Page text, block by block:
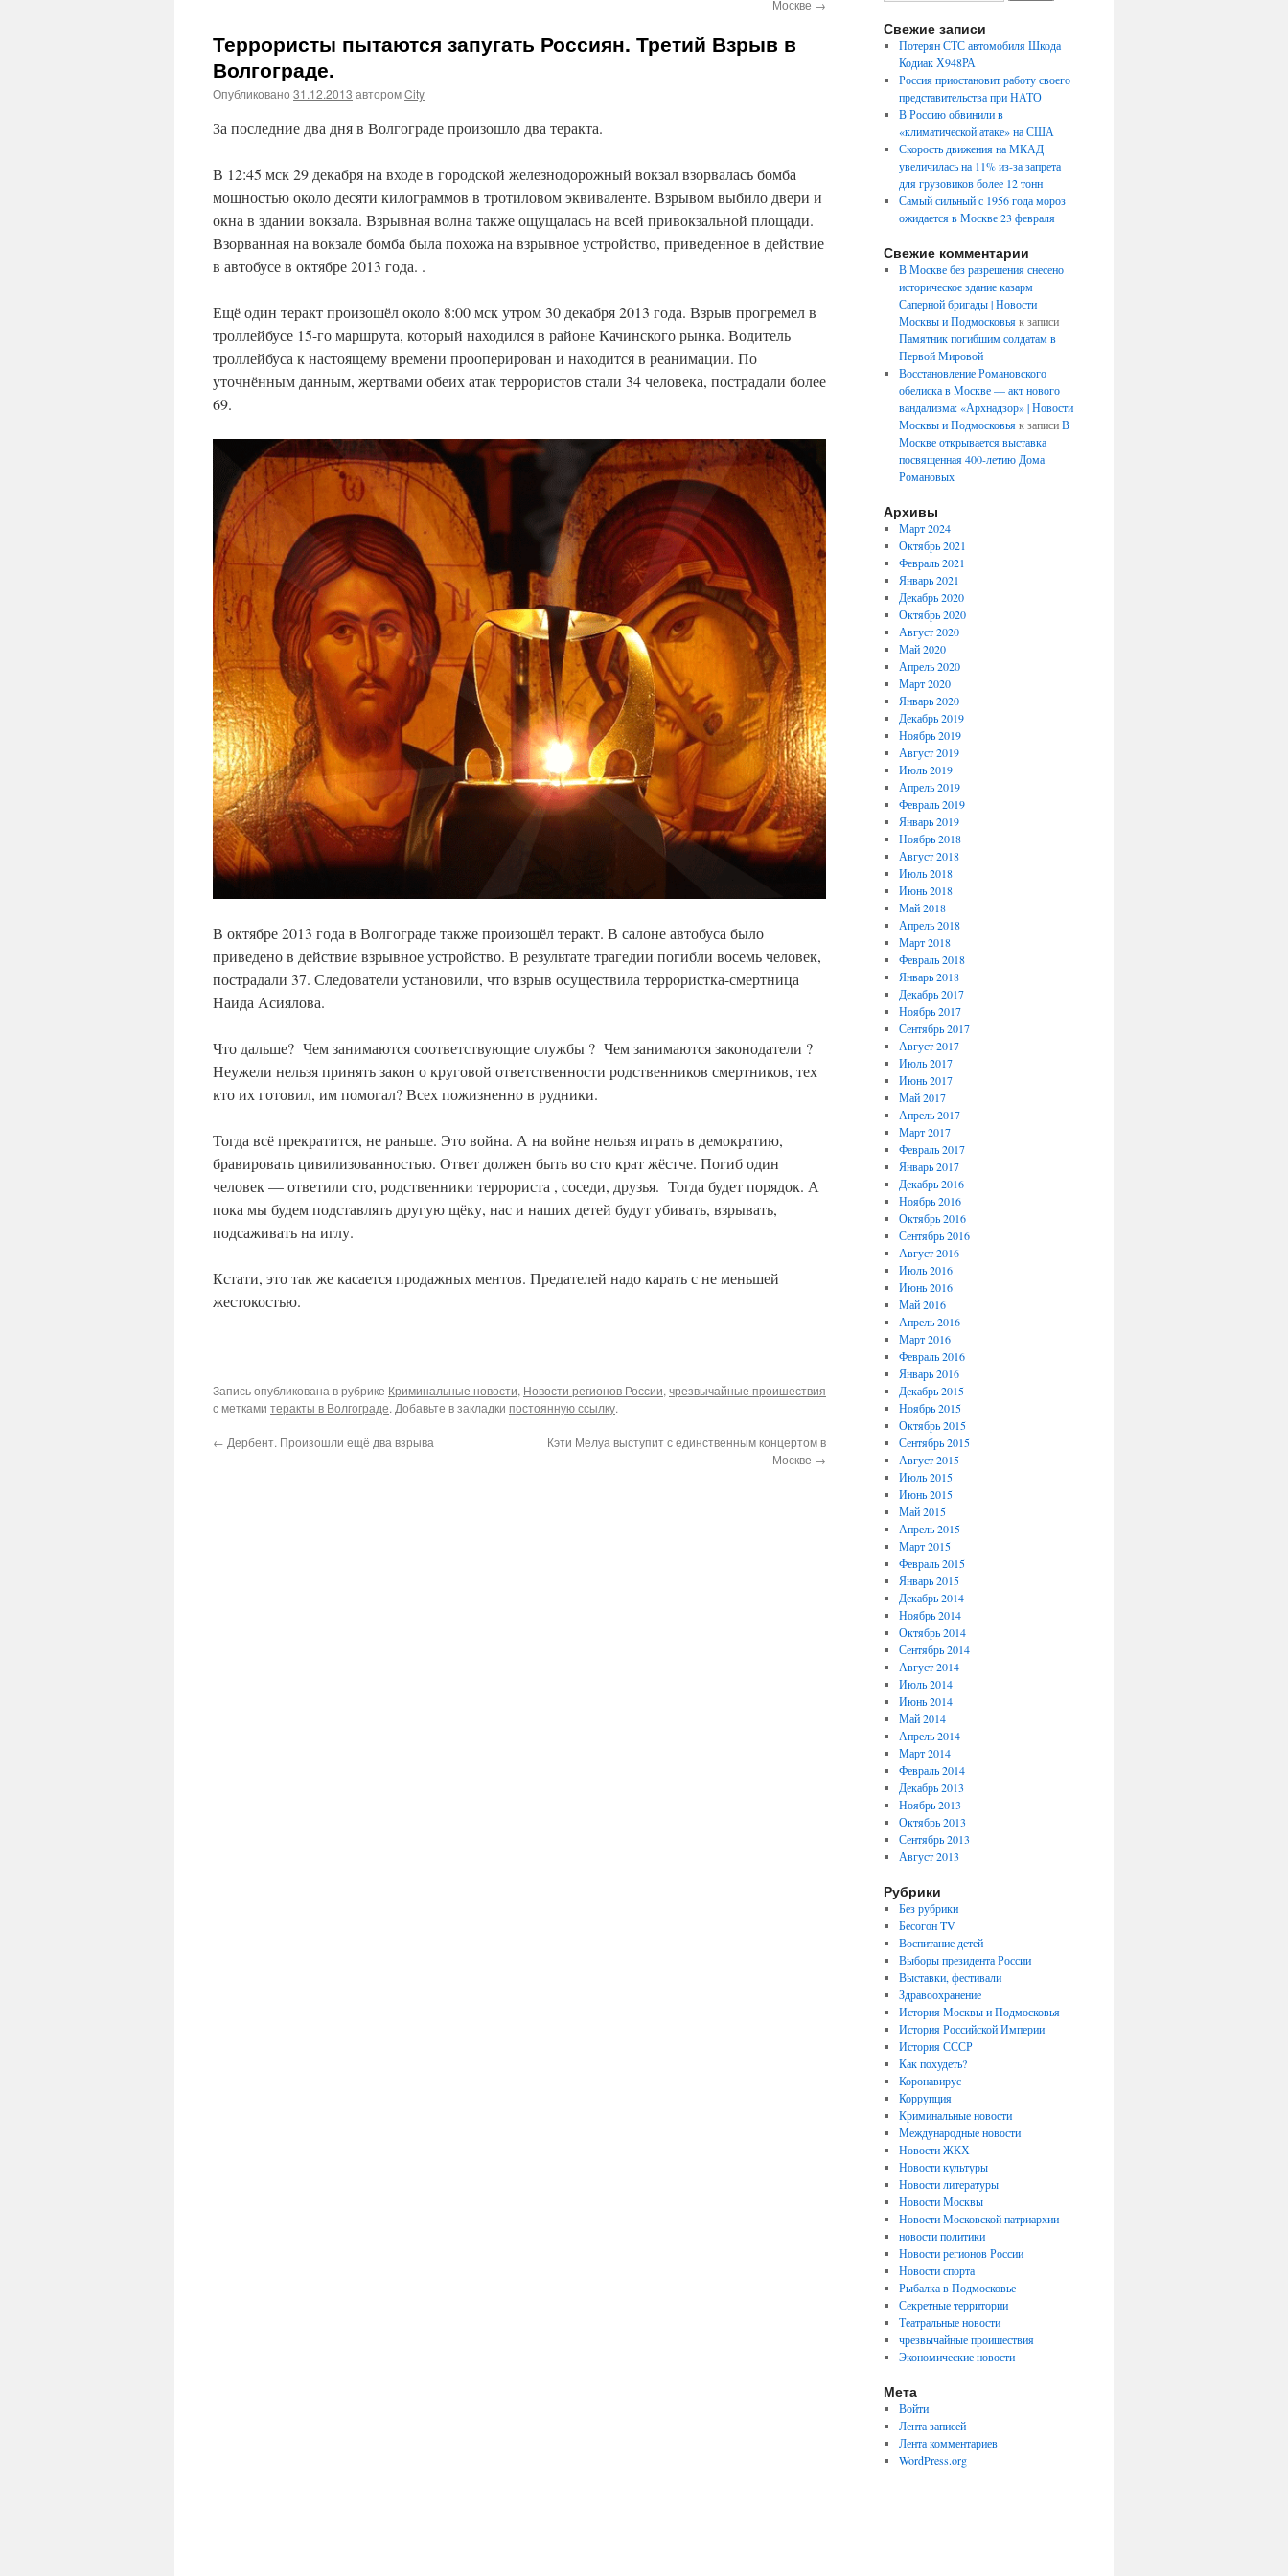
Москве →
Террористы пытаются запугать Россиян. Третий Взрыв в
Волгограде.
Опубликовано 31.12.2013 авторомCity
За последние два дня в Волгограде произошло два теракта.
В 12:45 мск 29 декабря на входе в городской железнодорожный вокзал взорвалась бомба
мощностью около десяти килограммов в тротиловом эквиваленте. Взрывом выбило двери и
окна в здании вокзала. Взрывная волна также ощущалась на всей привокзальной площади.
Взорванная на вокзале бомба была похожа на взрывное устройство, приведенное в действие
в автобусе в октябре 2013 года. .
Ещё один теракт произошёл около 8:00 мск утром 30 декабря 2013 года. Взрыв прогремел в
троллейбусе 15-го маршрута, который находился в районе Качинского рынка. Водитель
троллейбуса к настоящему времени прооперирован и находится в реанимации. По
уточнённым данным, жертвами обеих атак террористов стали 34 человека, пострадали более
69.
В октябре 2013 года в Волгограде также произошёл теракт. В салоне автобуса было
приведено в действие взрывное устройство. В результате трагедии погибли восемь человек,
пострадали 37. Следователи установили, что взрыв осуществила террористка-смертница
Наида Асиялова.
Что дальше? Чем занимаются соответствующие службы ? Чем занимаются законодатели ?
Неужели нельзя принять закон о круговой ответственности родственников смертников, тех
кто их готовил, им помогал? Всех пожизненно в рудники.
Тогда всё прекратится, не раньше. Это война. А на войне нельзя играть в демократию,
бравировать цивилизованностью. Ответ должен быть во сто крат жёстче. Погиб один
человек — ответили сто, родственники террориста , соседи, друзья. Тогда будет порядок. А
пока мы будем подставлять другую щёку, нас и наших детей будут убивать, взрывать,
подсаживать на иглу.
Кстати, это так же касается продажных ментов. Предателей надо карать с не меньшей
жестокостью.
Запись опубликована в рубрике Криминальные новости, Новости регионов России, чрезвычайные проишествия
с метками теракты в Волгограде. Добавьте в закладки постоянную ссылку.
← Дербент. Произошли ещё два взрыва
Кэти Мелуа выступит с единственным концертом в
Москве →
Свежие записи
Потерян СТС автомобиля Шкода
Кодиак Х948РА
Россия приостановит работу своего
представительства при НАТО
В Россию обвинили в
«климатической атаке» на США
Скорость движения на МКАД
увеличилась на 11% из-за запрета
для грузовиков более 12 тонн
Самый сильный с 1956 года мороз
ожидается в Москве 23 февраля
Свежие комментарии
В Москве без разрешения снесено
историческое здание казарм
Саперной бригады | Новости
Москвы и Подмосковьяк записи
Памятник погибшим солдатам в
Первой Мировой
Восстановление Романовского
обелиска в Москве — акт нового
вандализма: «Архнадзор» | Новости
Москвы и Подмосковьяк записиВ
Москве открывается выставка
посвященная 400-летию Дома
Романовых
Архивы
Март 2024
Октябрь 2021
Февраль 2021
Январь 2021
Декабрь 2020
Октябрь 2020
Август 2020
Май 2020
Апрель 2020
Март 2020
Январь 2020
Декабрь 2019
Ноябрь 2019
Август 2019
Июль 2019
Апрель 2019
Февраль 2019
Январь 2019
Ноябрь 2018
Август 2018
Июль 2018
Июнь 2018
Май 2018
Апрель 2018
Март 2018
Февраль 2018
Январь 2018
Декабрь 2017
Ноябрь 2017
Сентябрь 2017
Август 2017
Июль 2017
Июнь 2017
Май 2017
Апрель 2017
Март 2017
Февраль 2017
Январь 2017
Декабрь 2016
Ноябрь 2016
Октябрь 2016
Сентябрь 2016
Август 2016
Июль 2016
Июнь 2016
Май 2016
Апрель 2016
Март 2016
Февраль 2016
Январь 2016
Декабрь 2015
Ноябрь 2015
Октябрь 2015
Сентябрь 2015
Август 2015
Июль 2015
Июнь 2015
Май 2015
Апрель 2015
Март 2015
Февраль 2015
Январь 2015
Декабрь 2014
Ноябрь 2014
Октябрь 2014
Сентябрь 2014
Август 2014
Июль 2014
Июнь 2014
Май 2014
Апрель 2014
Март 2014
Февраль 2014
Декабрь 2013
Ноябрь 2013
Октябрь 2013
Сентябрь 2013
Август 2013
Рубрики
Без рубрики
Бесогон TV
Воспитание детей
Выборы президента России
Выставки, фестивали
Здравоохранение
История Москвы и Подмосковья
История Российской Империи
История СССР
Как похудеть?
Коронавирус
Коррупция
Криминальные новости
Международные новости
Новости ЖКХ
Новости культуры
Новости литературы
Новости Москвы
Новости Московской патриархии
новости политики
Новости регионов России
Новости спорта
Рыбалка в Подмосковье
Секретные территории
Театральные новости
чрезвычайные проишествия
Экономические новости
Мета
Войти
Лента записей
Лента комментариев
WordPress.org